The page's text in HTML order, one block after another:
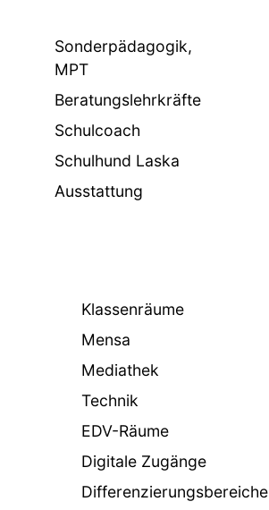
Sonderpädagogik,
MPT
Beratungslehrkräfte
Schulcoach
Schulhund Laska
Ausstattung
Klassenräume
Mensa
Mediathek
Technik
EDV-Räume
Digitale Zugänge
Differenzierungsbereiche